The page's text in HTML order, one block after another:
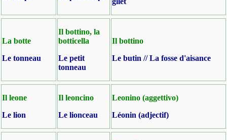
La botte
Le tonneau
Il bottino, la
botticella
Le petit
tonneau
Il bottino
Le butin // La fosse d'aisance
Il leone
Le lion
Il leoncino
Le lionceau
Leonino (aggettivo)
Léonin (adjectif)